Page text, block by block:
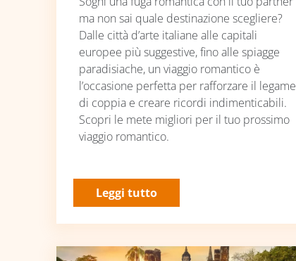
ma non sai quale destinazione scegliere?
Dalle città d’arte italiane alle capitali
europee più suggestive, fino alle spiagge
paradisiache, un viaggio romantico è
l’occasione perfetta per rafforzare il legame
di coppia e creare ricordi indimenticabili.
Scopri le mete migliori per il tuo prossimo
viaggio romantico.
Leggi tutto